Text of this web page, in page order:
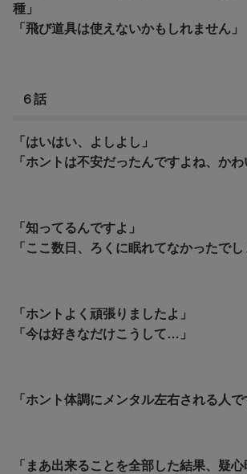
種」
「飛び道具は使えないかもしれません」
６話
「はいはい、よしよし」
「ホントは不安だったんですよね、かわ
「知ってるんですよ」
「ここ数日、ろくに眠れてなかったでし
「ホントよく頑張りましたよ」
「今は好きなだけこうして…」
「ホント体調にメンタル左右される人で
「まあ出来ることを全部した結果、疑